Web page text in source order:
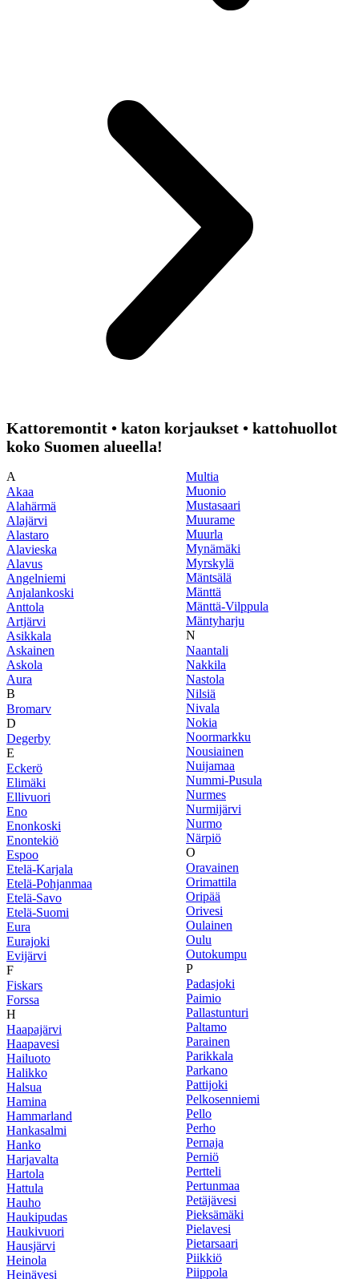
Kattoremontit • katon korjaukset • kattohuollot
koko Suomen alueella!
A
Akaa
Alahärmä
Alajärvi
Alastaro
Alavieska
Alavus
Angelniemi
Anjalankoski
Anttola
Artjärvi
Asikkala
Askainen
Askola
Aura
B
Bromarv
D
Degerby
E
Eckerö
Elimäki
Ellivuori
Eno
Enonkoski
Enontekiö
Espoo
Etelä-Karjala
Etelä-Pohjanmaa
Etelä-Savo
Etelä-Suomi
Eura
Eurajoki
Evijärvi
F
Fiskars
Forssa
H
Haapajärvi
Haapavesi
Hailuoto
Halikko
Halsua
Hamina
Hammarland
Hankasalmi
Hanko
Harjavalta
Hartola
Hattula
Hauho
Haukipudas
Haukivuori
Hausjärvi
Heinola
Heinävesi
Multia
Muonio
Mustasaari
Muurame
Muurla
Mynämäki
Myrskylä
Mäntsälä
Mänttä
Mänttä-Vilppula
Mäntyharju
N
Naantali
Nakkila
Nastola
Nilsiä
Nivala
Nokia
Noormarkku
Nousiainen
Nuijamaa
Nummi-Pusula
Nurmes
Nurmijärvi
Nurmo
Närpiö
O
Oravainen
Orimattila
Oripää
Orivesi
Oulainen
Oulu
Outokumpu
P
Padasjoki
Paimio
Pallastunturi
Paltamo
Parainen
Parikkala
Parkano
Pattijoki
Pelkosenniemi
Pello
Perho
Pernaja
Perniö
Pertteli
Pertunmaa
Petäjävesi
Pieksämäki
Pielavesi
Pietarsaari
Piikkiö
Piippola